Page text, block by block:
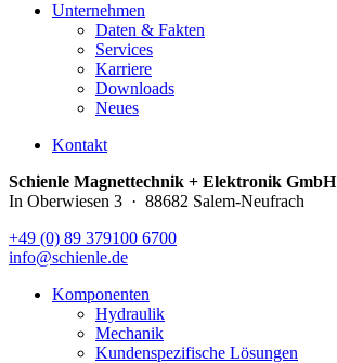
Unternehmen
Daten & Fakten
Services
Karriere
Downloads
Neues
Kontakt
Schienle Magnettechnik + Elektronik GmbH
In Oberwiesen 3 · 88682 Salem-Neufrach
+49 (0) 89 379100 6700
info@schienle.de
Komponenten
Hydraulik
Mechanik
Kundenspezifische Lösungen